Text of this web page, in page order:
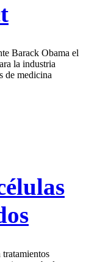
Barack Obama el
la industria
de medicina